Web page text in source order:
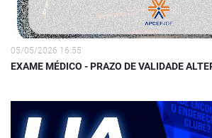
05/05/2026 16:55
EXAME MÉDICO - PRAZO DE VALIDADE